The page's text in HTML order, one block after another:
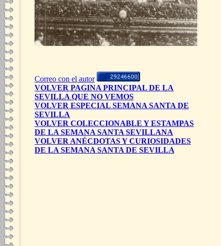
Correo con el autor
VOLVER PAGINA PRINCIPAL DE LA
SEVILLA QUE NO VEMOS
VOLVER ESPECIAL SEMANA SANTA DE
SEVILLA
VOLVER COLECCIONABLE Y ESTAMPAS
DE LA SEMANA SANTA SEVILLANA
VOLVER ANÉCDOTAS Y CURIOSIDADES
DE LA SEMANA SANTA DE SEVILLA